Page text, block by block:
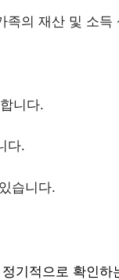
의 재산 및 소득
니다.
다.
습니다.
기적으로 확인하